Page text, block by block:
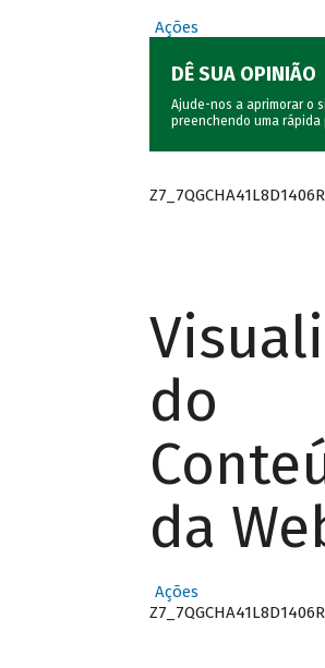
Ações
DÊ SUA OPINIÃO
Ajude-nos a aprimorar o
preenchendo uma rápida
do
da
Ações